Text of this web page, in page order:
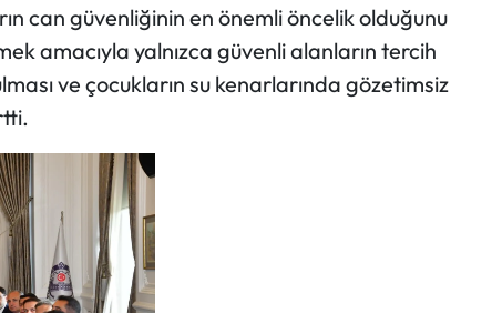
can güvenliğinin en önemli öncelik olduğunu
amacıyla yalnızca güvenli alanların tercih
ve çocukların su kenarlarında gözetimsiz